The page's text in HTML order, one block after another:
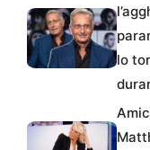
lo